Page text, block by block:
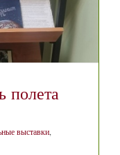
полета
выставки,